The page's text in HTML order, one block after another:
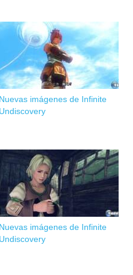
Nuevas imágenes de Infinite
Undiscovery
Nuevas imágenes de Infinite
Undiscovery